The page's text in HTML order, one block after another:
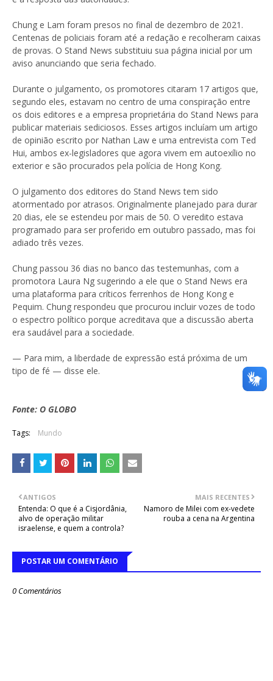
Chung e Lam foram presos no final de dezembro de 2021.
Centenas de policiais foram até a redação e recolheram caixas
de provas. O Stand News substituiu sua página inicial por um
aviso anunciando que seria fechado.
Durante o julgamento, os promotores citaram 17 artigos que,
segundo eles, estavam no centro de uma conspiração entre
os dois editores e a empresa proprietária do Stand News para
publicar materiais sediciosos. Esses artigos incluíam um artigo
de opinião escrito por Nathan Law e uma entrevista com Ted
Hui, ambos ex-legisladores que agora vivem em autoexílio no
exterior e são procurados pela polícia de Hong Kong.
O julgamento dos editores do Stand News tem sido
atormentado por atrasos. Originalmente planejado para durar
20 dias, ele se estendeu por mais de 50. O veredito estava
programado para ser proferido em outubro passado, mas foi
adiado três vezes.
Chung passou 36 dias no banco das testemunhas, com a
promotora Laura Ng sugerindo a ele que o Stand News era
uma plataforma para críticos ferrenhos de Hong Kong e
Pequim. Chung respondeu que procurou incluir vozes de todo
o espectro político porque acreditava que a discussão aberta
era saudável para a sociedade.
— Para mim, a liberdade de expressão está próxima de um
tipo de fé — disse ele.
Fonte: O GLOBO
Tags: Mundo
MAIS RECENTES
Namoro de Milei com ex-vedete
rouba a cena na Argentina
ANTIGOS
Entenda: O que é a Cisjordânia,
alvo de operação militar
israelense, e quem a controla?
POSTAR UM COMENTÁRIO
0 Comentários